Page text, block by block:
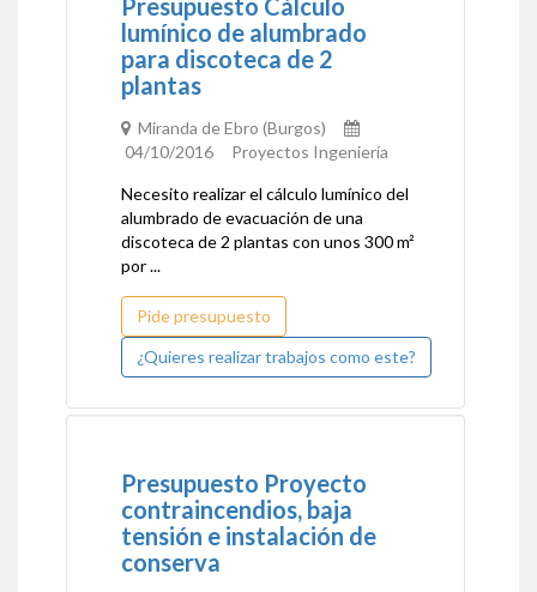
Presupuesto Cálculo
lumínico de alumbrado
para discoteca de 2
plantas
Miranda de Ebro (Burgos)
04/10/2016 Proyectos Ingeniería
Necesito realizar el cálculo lumínico del
alumbrado de evacuación de una
discoteca de 2 plantas con unos 300 m²
por ...
Pide presupuesto
¿Quieres realizar trabajos como este?
Presupuesto Proyecto
contraincendios, baja
tensión e instalación de
conserva